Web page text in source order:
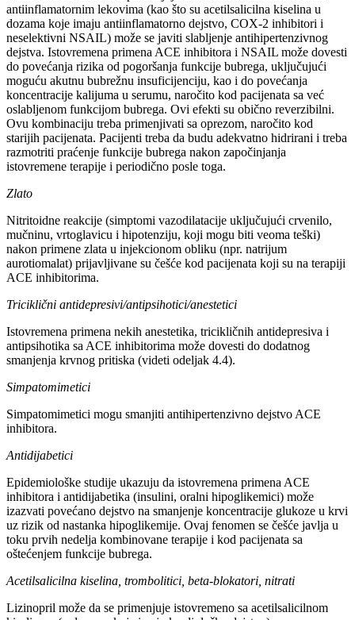
antiinflamatornim lekovima (kao što su acetilsalicilna kiselina u
dozama koje imaju antiinflamatorno dejstvo, COX-2 inhibitori i
neselektivni NSAIL) može se javiti slabljenje antihipertenzivnog
dejstva. Istovremena primena ACE inhibitora i NSAIL može dovesti
do povećanja rizika od pogoršanja funkcije bubrega, uključujući
moguću akutnu bubrežnu insuficijenciju, kao i do povećanja
koncentracije kalijuma u serumu, naročito kod pacijenata sa već
oslabljenom funkcijom bubrega. Ovi efekti su obično reverzibilni.
Ovu kombinaciju treba primenjivati sa oprezom, naročito kod
starijih pacijenata. Pacijenti treba da budu adekvatno hidrirani i treba
razmotriti praćenje funkcije bubrega nakon započinjanja
istovremene terapije i periodično posle toga.
Zlato
Nitritoidne reakcije (simptomi vazodilatacije uključujući crvenilo,
mučninu, vrtoglavicu i hipotenziju, koji mogu biti veoma teški)
nakon primene zlata u injekcionom obliku (npr. natrijum
aurotiomalat) prijavljivane su češće kod pacijenata koji su na terapiji
ACE inhibitorima.
Triciklični antidepresivi/antipsihotici/anestetici
Istovremena primena nekih anestetika, tricikličnih antidepresiva i
antipsihotika sa ACE inhibitorima može dovesti do dodatnog
smanjenja krvnog pritiska (videti odeljak 4.4).
Simpatomimetici
Simpatomimetici mogu smanjiti antihipertenzivno dejstvo ACE
inhibitora.
Antidijabetici
Epidemiološke studije ukazuju da istovremena primena ACE
inhibitora i antidijabetika (insulini, oralni hipoglikemici) može
izazvati povećano dejstvo na smanjenje koncentracije glukoze u krvi
uz rizik od nastanka hipoglikemije. Ovaj fenomen se češće javlja u
toku prvih nedelja kombinovane terapije i kod pacijenata sa
oštećenjem funkcije bubrega.
Acetilsalicilna kiselina, trombolitici, beta-blokatori, nitrati
Lizinopril može da se primenjuje istovremeno sa acetilsalicilnom